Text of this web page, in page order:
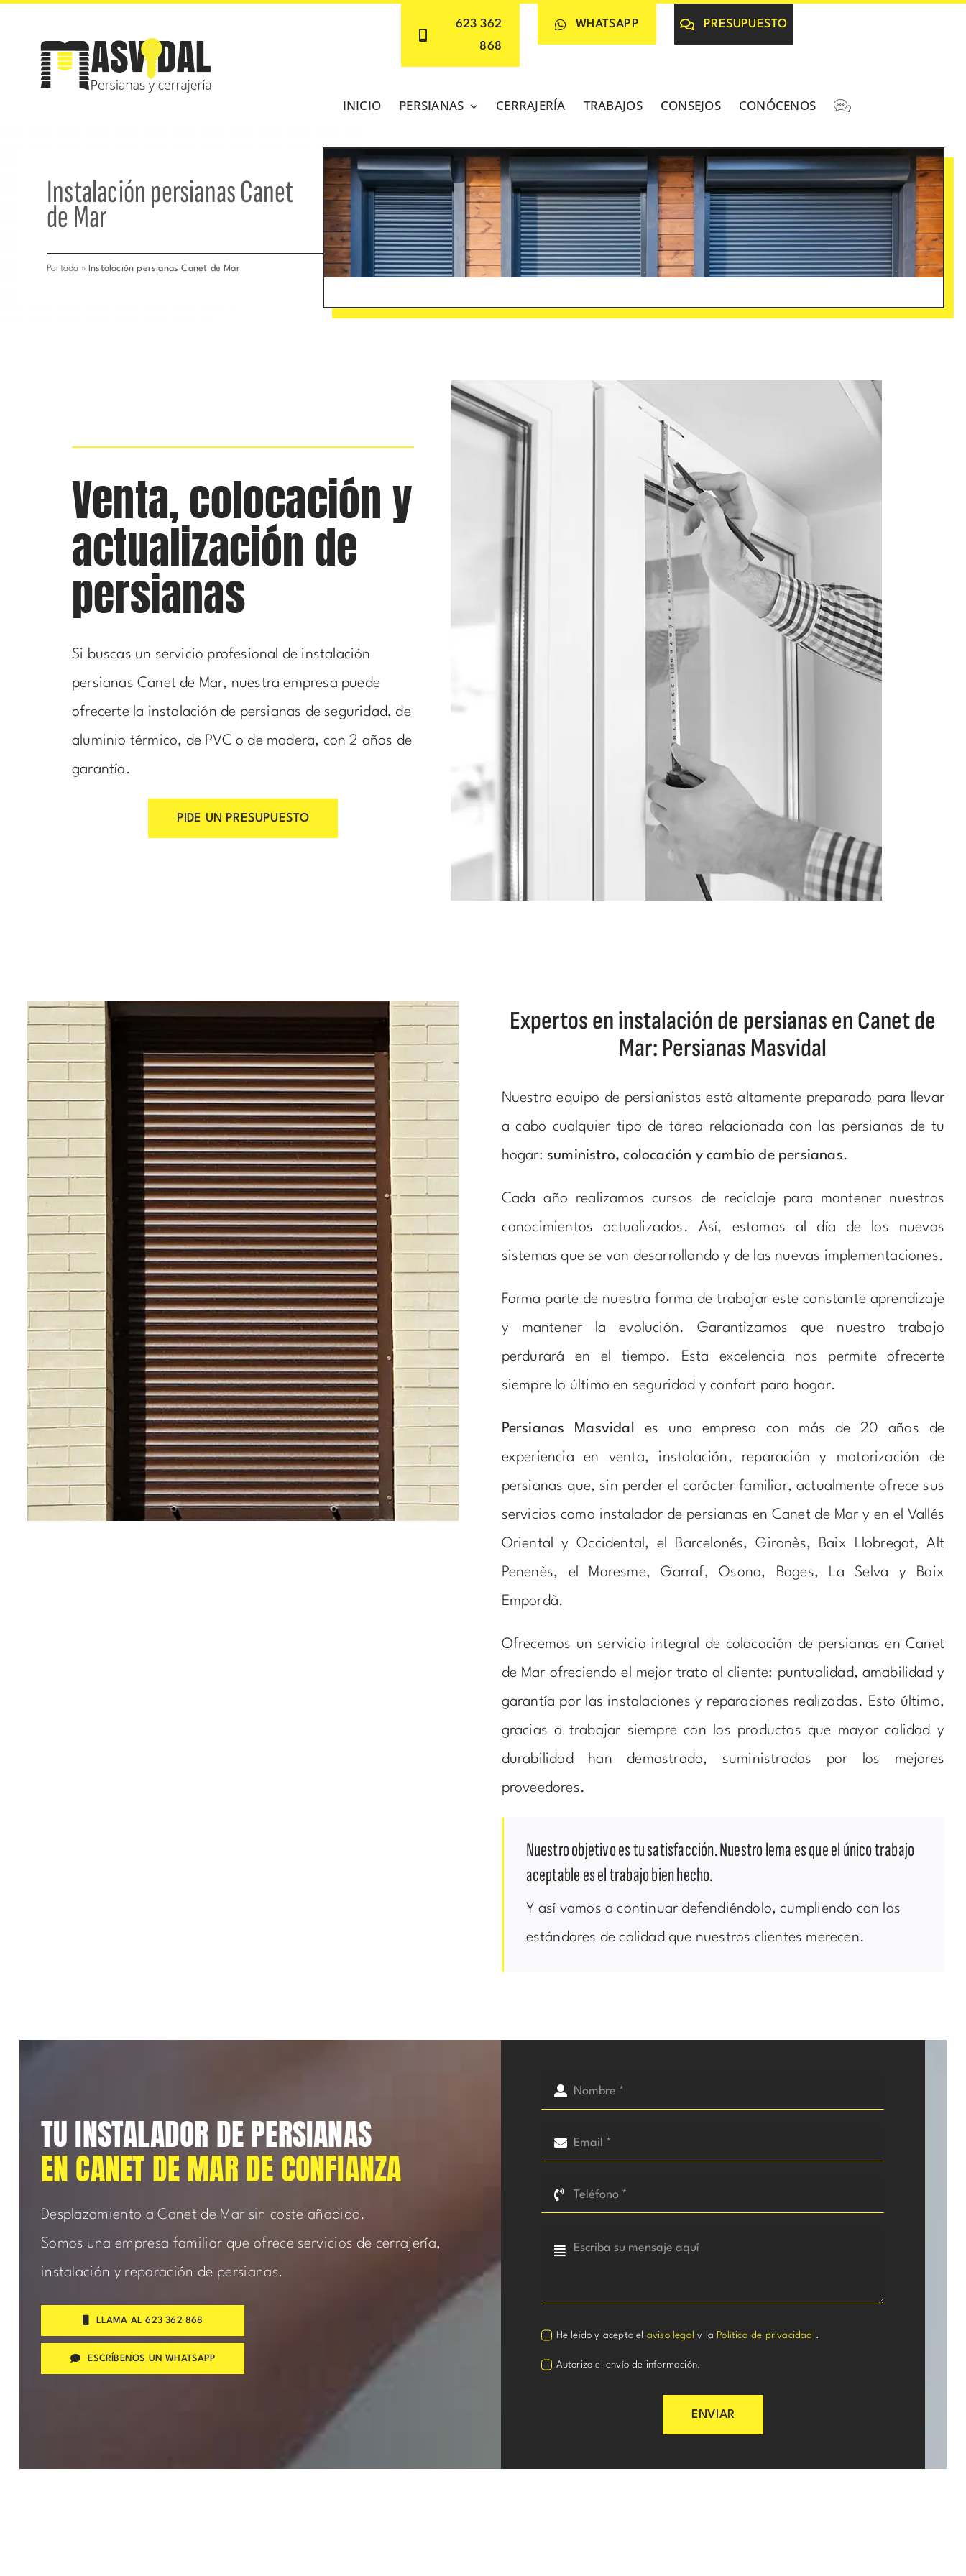
contenido
623 362
868
WHATSAPP PRESUPUESTO
INICIO PERSIANAS CERRAJERÍA TRABAJOS CONSEJOS CONÓCENOS
Instalación persianas Canet
de Mar
Portada » Instalación persianas Canet de Mar
Venta, colocación y
actualización de
persianas
Si buscas un servicio profesional de instalación
persianas Canet de Mar, nuestra empresa puede
ofrecerte la instalación de persianas de seguridad, de
aluminio térmico, de PVC o de madera, con 2 años de
garantía.
PIDE UN PRESUPUESTO
Expertos en instalación de persianas en Canet de
Mar: Persianas Masvidal
Nuestro equipo de persianistas está altamente preparado para llevar
a cabo cualquier tipo de tarea relacionada con las persianas de tu
hogar:suministro, colocación y cambio de persianas.
Cada año realizamos cursos de reciclaje para mantener nuestros
conocimientos actualizados. Así, estamos al día de los nuevos
sistemas que se van desarrollando y de las nuevas implementaciones.
Forma parte de nuestra forma de trabajar este constante aprendizaje
y mantener la evolución. Garantizamos que nuestro trabajo
perdurará en el tiempo. Esta excelencia nos permite ofrecerte
siempre lo último en seguridad y confort para hogar.
Persianas Masvidal
es una empresa con más de 20 años de
experiencia en venta, instalación, reparación y motorización de
persianas que, sin perder el carácter familiar, actualmente ofrece sus
servicios como instalador de persianas en Canet de Mar y en el Vallés
Oriental y Occidental, el Barcelonés, Gironès, Baix Llobregat, Alt
Penenès, el Maresme, Garraf, Osona, Bages, La Selva y Baix
Empordà.
Ofrecemos un servicio integral de colocación de persianas en Canet
de Mar ofreciendo el mejor trato al cliente: puntualidad, amabilidad y
garantía por las instalaciones y reparaciones realizadas. Esto último,
gracias a trabajar siempre con los productos que mayor calidad y
durabilidad han demostrado, suministrados por los mejores
proveedores.
Nuestro objetivo es tu satisfacción. Nuestro lema es que el único trabajo
aceptable es el trabajo bien hecho.
Y así vamos a continuar defendiéndolo, cumpliendo con los
estándares de calidad que nuestros clientes merecen.
TU INSTALADOR DE PERSIANAS
EN CANET DE MAR DE CONFIANZA
Desplazamiento a Canet de Mar sin coste añadido.
Somos una empresa familiar que ofrece servicios de cerrajería,
instalación y reparación de persianas.
LLAMA AL 623 362 868
ESCRÍBENOS UN WHATSAPP
He leído y acepto el aviso legal y la Política de privacidad .
Autorizo el envío de información.
ENVIAR